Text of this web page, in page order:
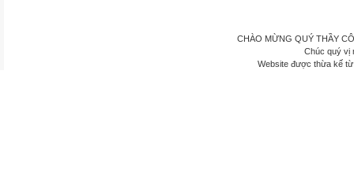
CHÀO MỪNG QUÝ THẦY
Chúc quý vị
Website được thừa kế